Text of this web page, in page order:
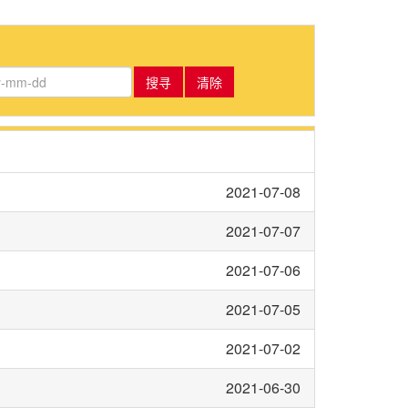
搜寻 清除
2021-07-08
2021-07-07
2021-07-06
2021-07-05
2021-07-02
2021-06-30